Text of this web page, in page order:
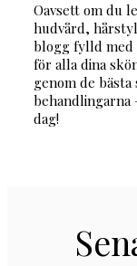
Oavsett om du
hudvård,
blogg fylld med
för alla dina
genom de
behandlingarna
dag!